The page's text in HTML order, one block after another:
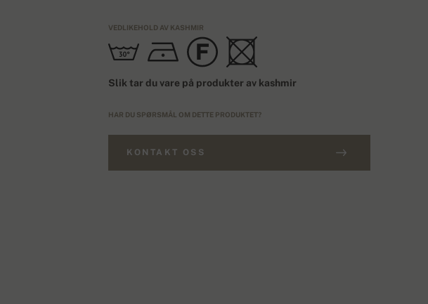
VEDLIKEHOLD AV KASHMIR
Slik tar du vare på produkter av kashmir
HAR DU SPØRSMÅL OM DETTE PRODUKTET?
KONTAKT OSS